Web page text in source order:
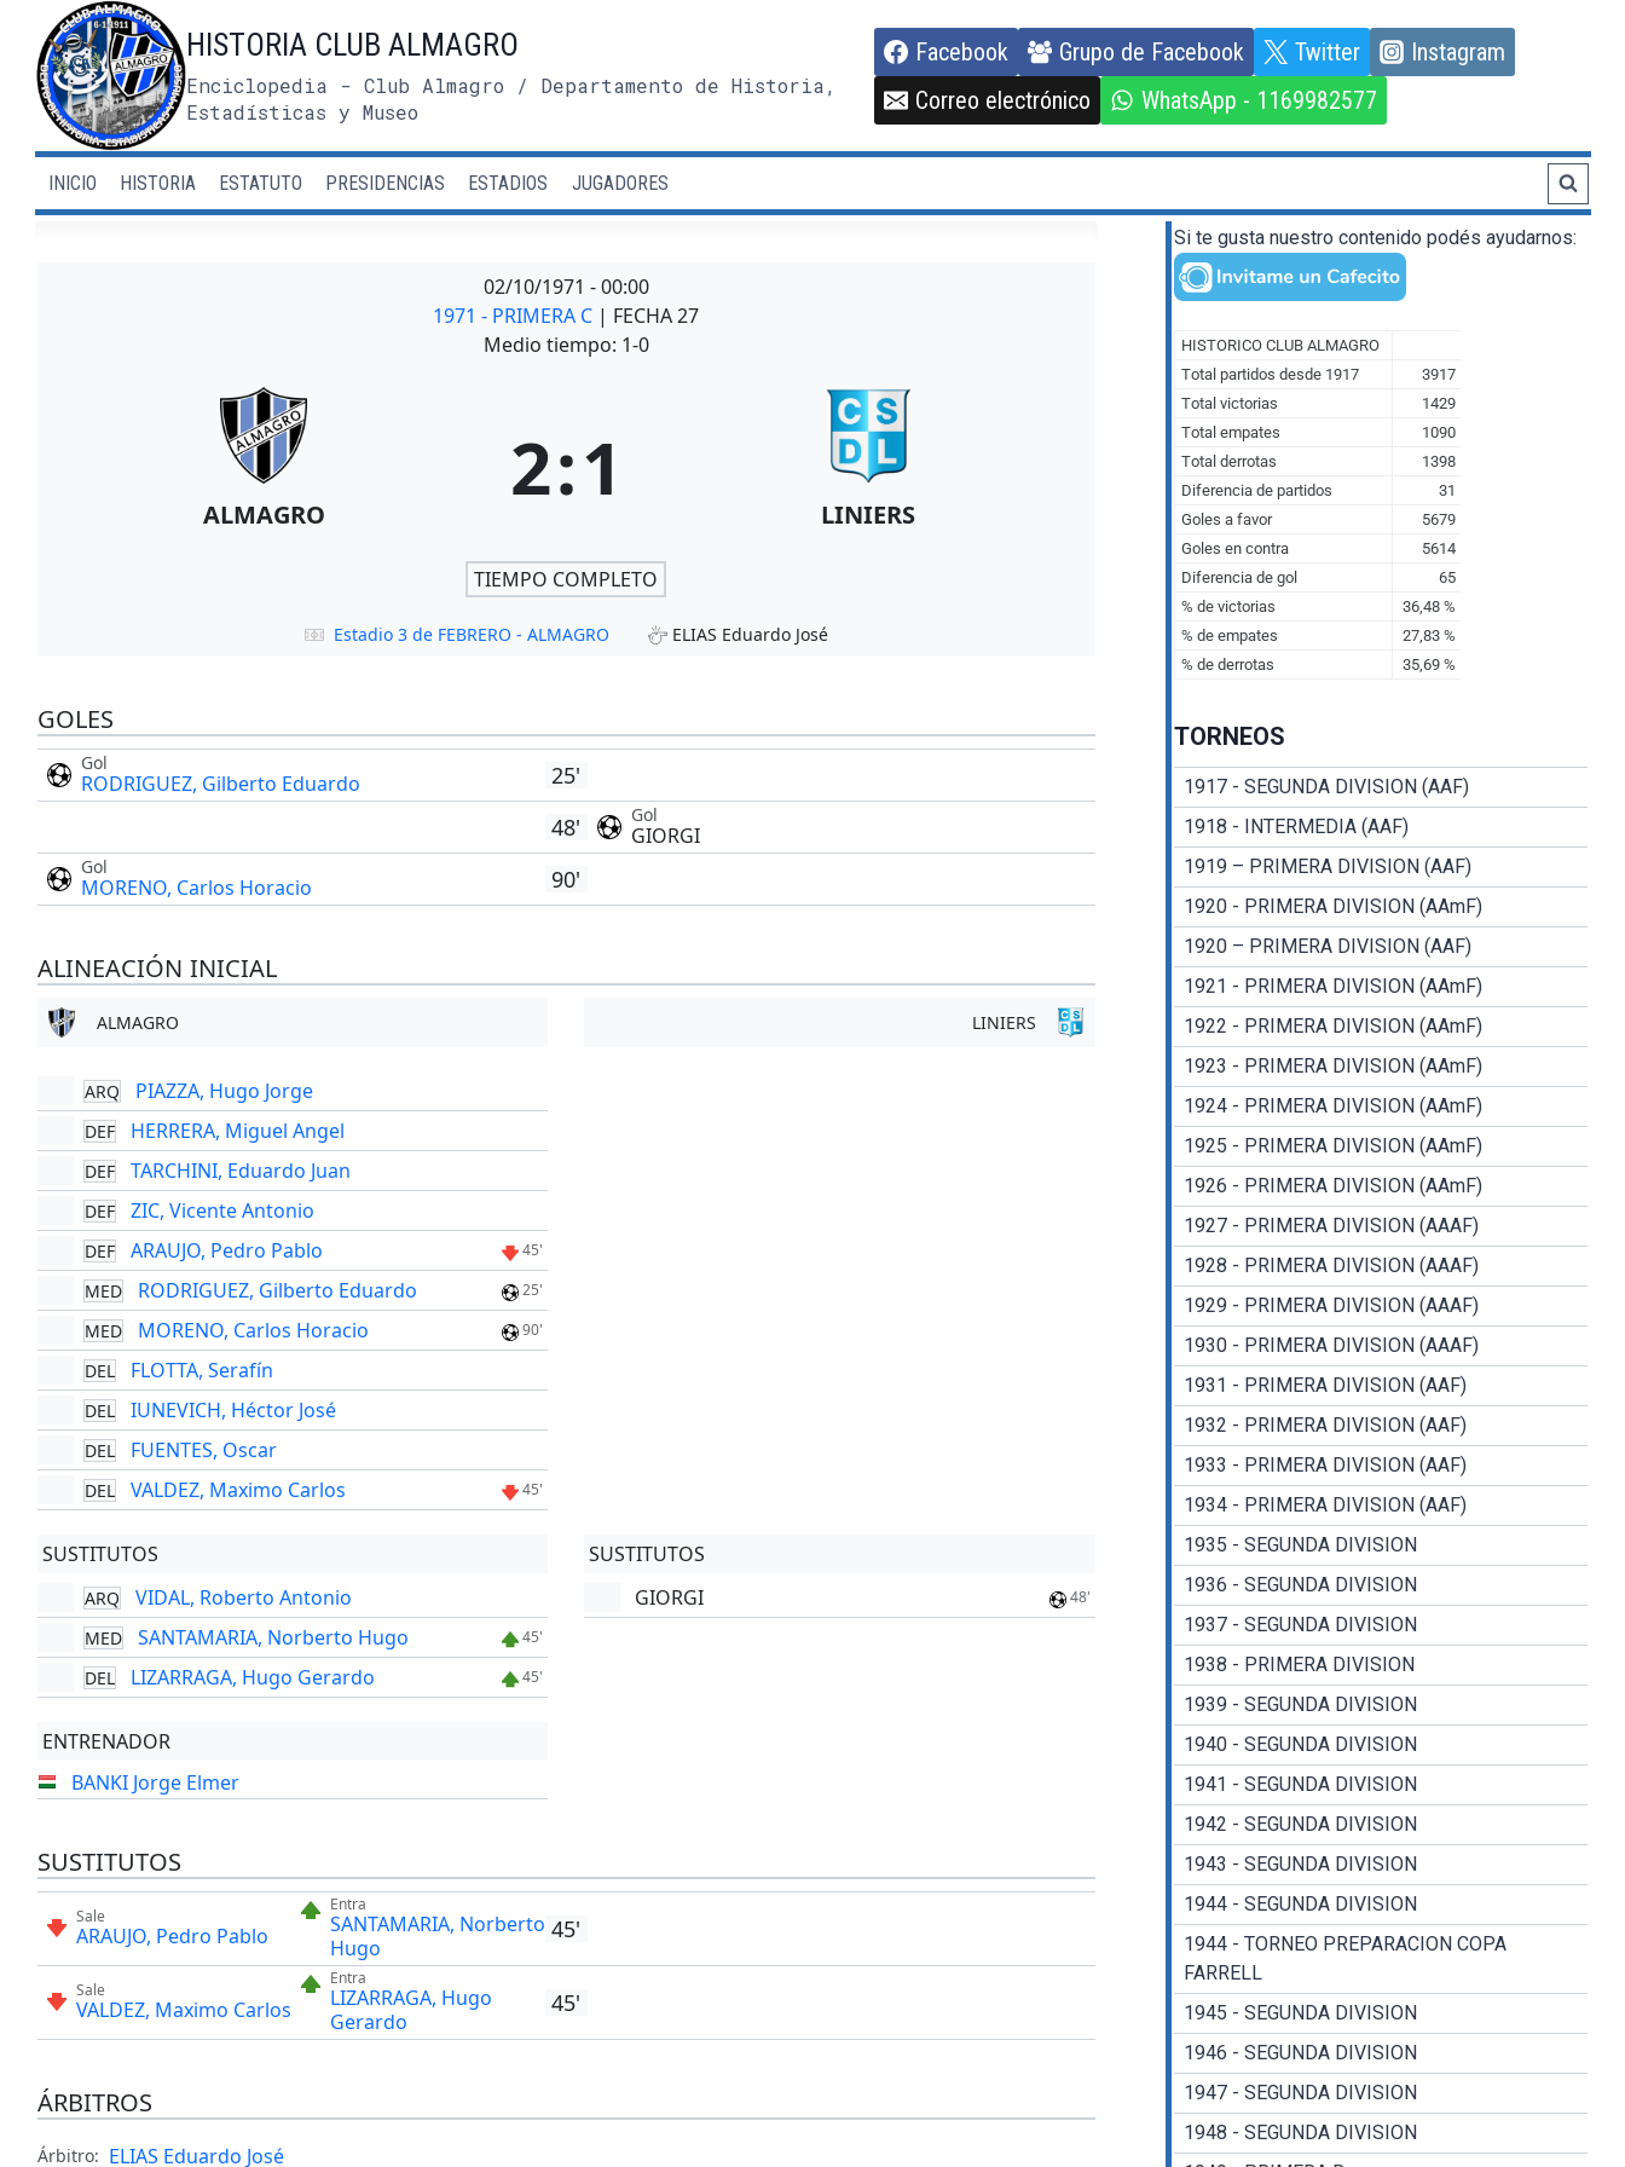
contenido
HISTORIA CLUB ALMAGRO
Enciclopedia - Club Almagro / Departamento de Historia,
Estadísticas y Museo
Facebook Grupo de Facebook Twitter
Instagram
Correo electrónico
WhatsApp - 1169982577
INICIO HISTORIA ESTATUTO PRESIDENCIAS ESTADIOS JUGADORES
02/10/1971 -00:00
1971 - PRIMERA C | FECHA 27
Medio tiempo: 1-0
ALMAGRO 2:1 LINIERS
TIEMPO COMPLETO
Estadio 3 de FEBRERO - ALMAGRO ELIAS Eduardo José
GOLES
Gol
RODRIGUEZ, Gilberto Eduardo
25'
48'
Gol
GIORGI
Gol
MORENO, Carlos Horacio 90'
ALINEACIÓN INICIAL
ALMAGRO
ARQ PIAZZA, Hugo Jorge
DEF HERRERA, Miguel Angel
DEF TARCHINI, Eduardo Juan
DEF ZIC, Vicente Antonio
DEF ARAUJO, Pedro Pablo 45'
MED RODRIGUEZ, Gilberto Eduardo 25'
MED MORENO, Carlos Horacio 90'
DEL FLOTTA, Serafín
DEL IUNEVICH, Héctor José
DEL FUENTES, Oscar
DEL VALDEZ, Maximo Carlos 45'
SUSTITUTOS
ARQ VIDAL, Roberto Antonio
MED SANTAMARIA, Norberto Hugo 45'
DEL LIZARRAGA, Hugo Gerardo 45'
ENTRENADOR
BANKI Jorge Elmer
LINIERS
SUSTITUTOS
GIORGI
48'
SUSTITUTOS
Sale
ARAUJO, Pedro Pablo
Entra
SANTAMARIA, Norberto
Hugo
45'
Sale
VALDEZ, Maximo Carlos
Entra
LIZARRAGA, Hugo
Gerardo
45'
ÁRBITROS
Árbitro: ELIAS Eduardo José
Si te gusta nuestro contenido podés ayudarnos:
TORNEOS
1917 - SEGUNDA DIVISION (AAF)
1918 - INTERMEDIA (AAF)
1919 – PRIMERA DIVISION (AAF)
1920 - PRIMERA DIVISION (AAmF)
1920 – PRIMERA DIVISION (AAF)
1921 - PRIMERA DIVISION (AAmF)
1922 - PRIMERA DIVISION (AAmF)
1923 - PRIMERA DIVISION (AAmF)
1924 - PRIMERA DIVISION (AAmF)
1925 - PRIMERA DIVISION (AAmF)
1926 - PRIMERA DIVISION (AAmF)
1927 - PRIMERA DIVISION (AAAF)
1928 - PRIMERA DIVISION (AAAF)
1929 - PRIMERA DIVISION (AAAF)
1930 - PRIMERA DIVISION (AAAF)
1931 - PRIMERA DIVISION (AAF)
1932 - PRIMERA DIVISION (AAF)
1933 - PRIMERA DIVISION (AAF)
1934 - PRIMERA DIVISION (AAF)
1935 - SEGUNDA DIVISION
1936 - SEGUNDA DIVISION
1937 - SEGUNDA DIVISION
1938 - PRIMERA DIVISION
1939 - SEGUNDA DIVISION
1940 - SEGUNDA DIVISION
1941 - SEGUNDA DIVISION
1942 - SEGUNDA DIVISION
1943 - SEGUNDA DIVISION
1944 - SEGUNDA DIVISION
1944 - TORNEO PREPARACION COPA
FARRELL
1945 - SEGUNDA DIVISION
1946 - SEGUNDA DIVISION
1947 - SEGUNDA DIVISION
1948 - SEGUNDA DIVISION